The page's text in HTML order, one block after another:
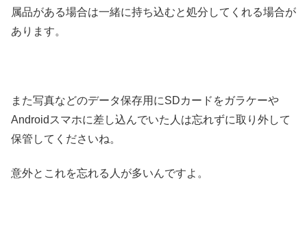
属品がある場合は一緒に持ち込むと処分してくれる場合が
あります。
また写真などのデータ保存用にSDカードをガラケーや
Androidスマホに差し込んでいた人は忘れずに取り外して
保管してくださいね。
意外とこれを忘れる人が多いんですよ。